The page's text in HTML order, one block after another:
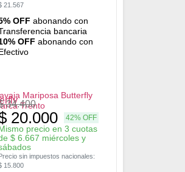
21.567
OFF abonando con
bancaria
OFF abonando con
Mariposa Butterfly
Trento
34.400
20.000 42% OFF
precio en 3 cuotas
$6.667 miércoles y
Precio sin impuestos nacionales:
15.800